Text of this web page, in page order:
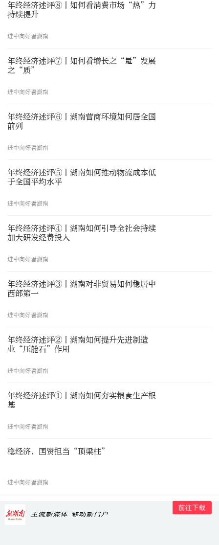
年终经济述评⑧丨如何看消费市场“热”力
持续提升
进中向好看湖南
年终经济述评⑦丨如何看增长之“量”发展
之“质”
进中向好看湖南
年终经济述评⑥丨湖南营商环境如何居全国
前列
进中向好看湖南
年终经济述评⑤丨湖南如何推动物流成本低
于全国平均水平
进中向好看湖南
年终经济述评④丨湖南如何引导全社会持续
加大研发经费投入
进中向好看湖南
年终经济述评③丨湖南对非贸易如何稳居中
西部第一
进中向好看湖南
年终经济述评②丨湖南如何提升先进制造
业“压舱石”作用
进中向好看湖南
年终经济述评①丨湖南如何夯实粮食生产根
基
进中向好看湖南
稳经济，国资担当“顶梁柱”
进中向好看湖南
请您参与 更多 >